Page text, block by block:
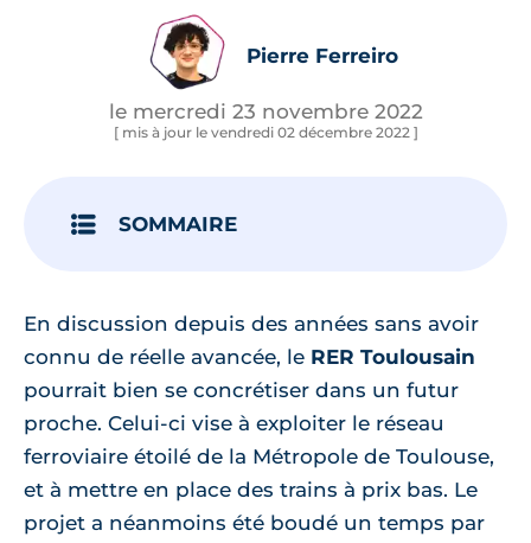
Pierre Ferreiro
le mercredi 23 novembre 2022
[ mis à jour le vendredi 02 décembre 2022 ]
SOMMAIRE
En discussion depuis des années sans avoir
connu de réelle avancée, le RER Toulousain
pourrait bien se concrétiser dans un futur
proche. Celui-ci vise à exploiter le réseau
ferroviaire étoilé de la Métropole de Toulouse,
et à mettre en place des trains à prix bas. Le
projet a néanmoins été boudé un temps par